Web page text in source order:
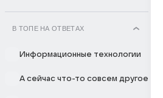
В ТОПЕ НА ОТВЕТАХ
Информационные технологии
А сейчас что-то совсем другое